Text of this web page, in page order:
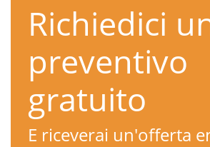
Richiedici
preventivo
gratuito
E riceverai un'offerta